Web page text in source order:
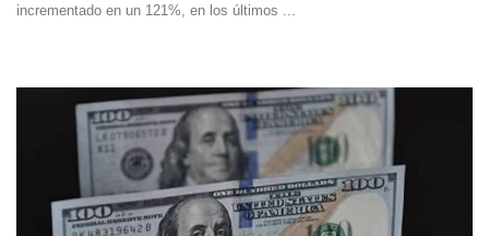
incrementado en un 121%, en los últimos ...